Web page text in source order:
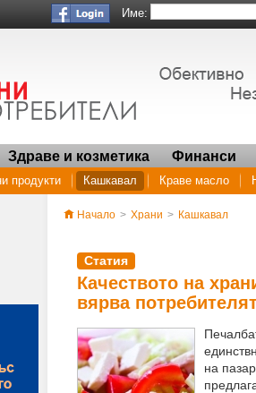
Име:
продукти Кашкавал Краве масло
Здраве и козметика Финанси
Начало > Храни > Кашкавал
Статия
Качеството на
вярва
на